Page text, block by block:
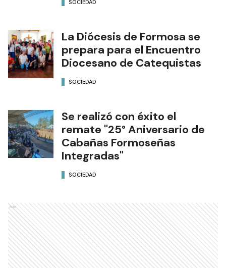
SOCIEDAD
La Diócesis de Formosa se
prepara para el Encuentro
Diocesano de Catequistas
SOCIEDAD
Se realizó con éxito el
remate "25° Aniversario de
Cabañas Formoseñas
Integradas"
SOCIEDAD
Ads